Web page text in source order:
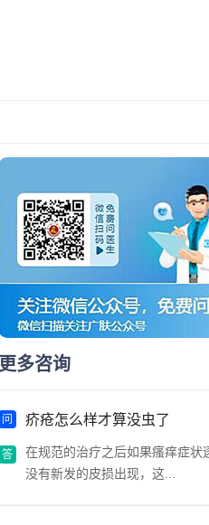
更多咨询
疥疮怎么样才算没虫了
在规范的治疗之后如果瘙痒症状
没有新发的皮损出现，这...